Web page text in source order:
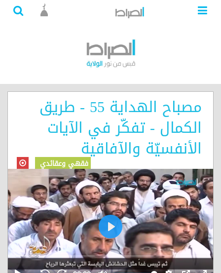
مصباح الهداية 55 - طريق
الكمال - تفكّر في الآيات
الأنفسيّة والآفاقية
فقهي وعقائدي